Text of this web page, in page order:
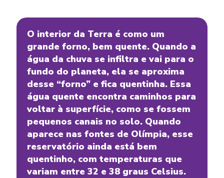
O interior da Terra é como um
grande forno, bem quente. Quando a
água da chuva se infiltra e vai para o
fundo do planeta, ela se aproxima
desse “forno” e fica quentinha. Essa
água quente encontra caminhos para
voltar à superfície, como se fossem
pequenos canais no solo. Quando
aparece nas fontes de Olímpia, esse
reservatório ainda está bem
quentinho, com temperaturas que
variam entre 32 e 38 graus Celsius.